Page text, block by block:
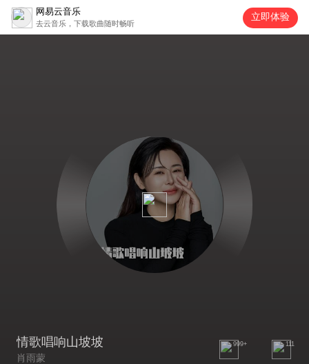
网易云音乐
去云音乐，下载歌曲随时畅听
立即体验
情歌唱响山坡坡
肖雨蒙
999+ 111